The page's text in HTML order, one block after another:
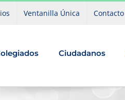
Ventanilla Única Contacto
Ciudadanos